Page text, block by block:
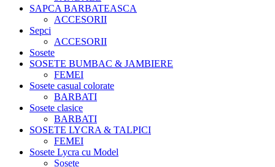
SAPCA BARBATEASCA
ACCESORII
Sepci
ACCESORII
Sosete
SOSETE BUMBAC & JAMBIERE
FEMEI
Sosete casual colorate
BARBATI
Sosete clasice
BARBATI
SOSETE LYCRA & TALPICI
FEMEI
Sosete Lycra cu Model
Sosete